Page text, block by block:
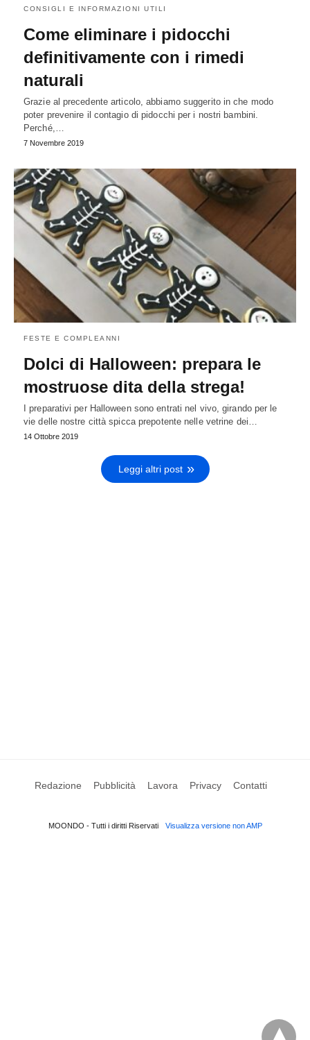
CONSIGLI E INFORMAZIONI UTILI
Come eliminare i pidocchi
definitivamente con i rimedi
naturali
Grazie al precedente articolo, abbiamo suggerito in che modo
poter prevenire il contagio di pidocchi per i nostri bambini.
Perché,…
7 Novembre 2019
FESTE E COMPLEANNI
Dolci di Halloween: prepara le
mostruose dita della strega!
I preparativi per Halloween sono entrati nel vivo, girando per le
vie delle nostre città spicca prepotente nelle vetrine dei…
14 Ottobre 2019
Leggi altri post
Redazione Pubblicità Lavora Privacy Contatti
MOONDO - Tutti i diritti Riservati Visualizza versione non AMP